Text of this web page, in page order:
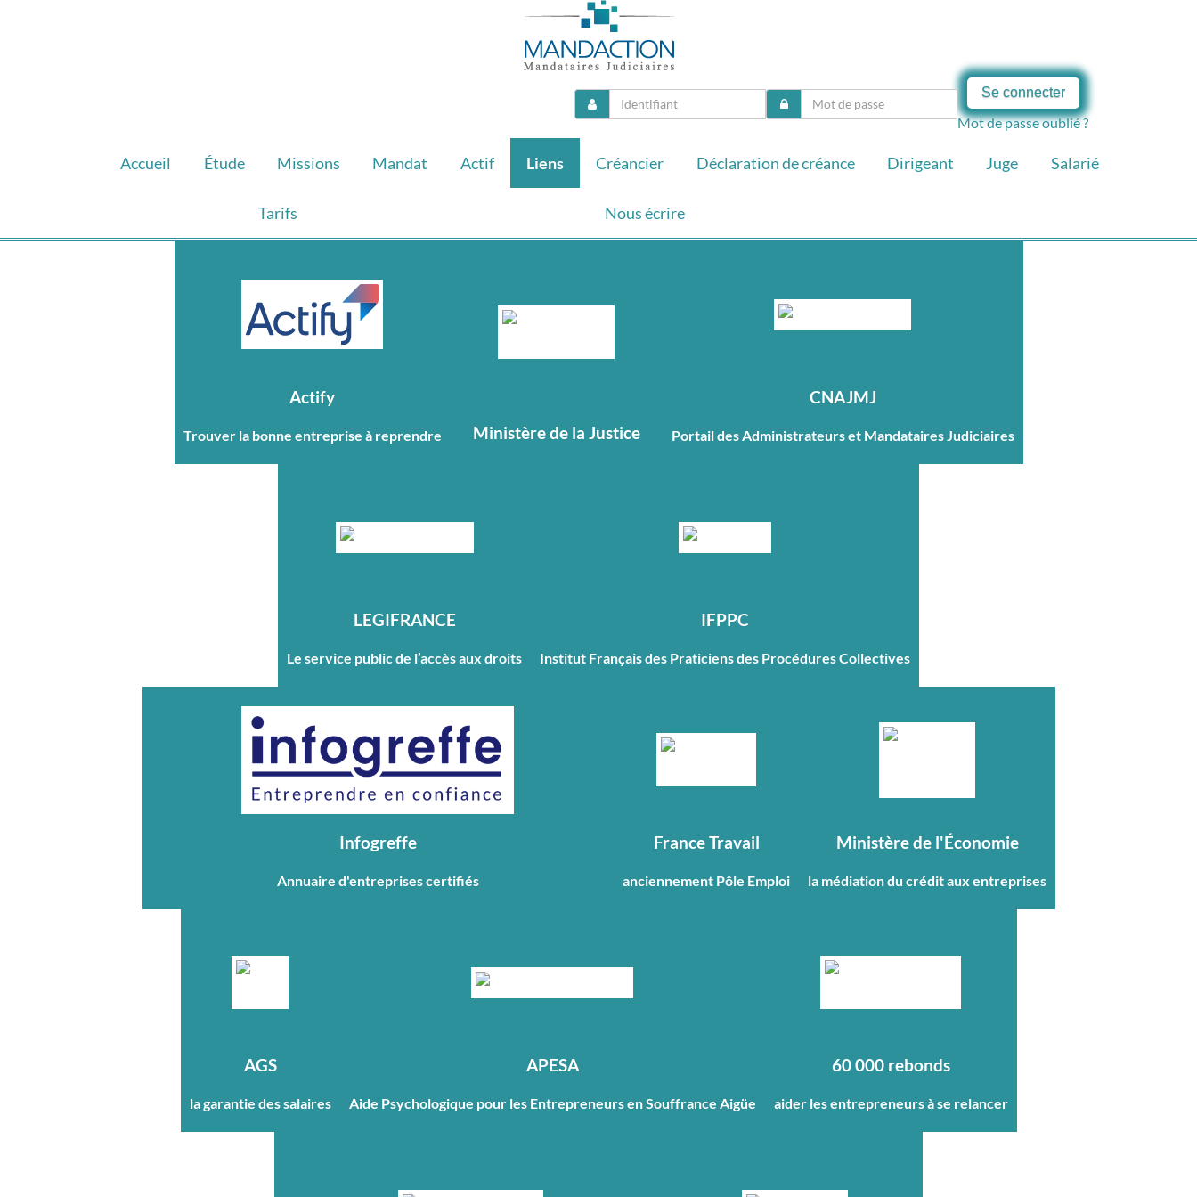
Se connecter
Mot de passe oublié ?
Accueil Étude Missions Mandat Actif Liens Créancier Déclaration de créance Dirigeant Juge Salarié
Tarifs Nous écrire
Actify
Trouver la bonne entreprise à reprendre Ministère de la Justice
CNAJMJ
Portail des Administrateurs et Mandataires Judiciaires
LEGIFRANCE
Le service public de l’accès aux droits
IFPPC
Institut Français des Praticiens des Procédures Collectives
Infogreffe
Annuaire d'entreprises certifiés
France Travail
anciennement Pôle Emploi
Ministère de l'Économie
la médiation du crédit aux entreprises
AGS
la garantie des salaires
APESA
Aide Psychologique pour les Entrepreneurs en Souffrance Aigüe
60 000 rebonds
aider les entrepreneurs à se relancer